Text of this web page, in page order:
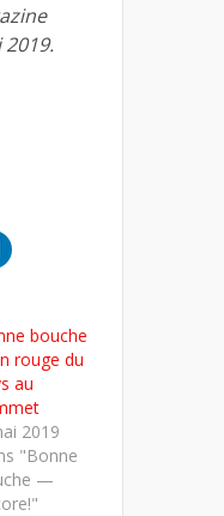
Cliquez
pour
dans
une
nouvelle
fenêtre)
bouche
rouge du
au
2019
"Bonne
—